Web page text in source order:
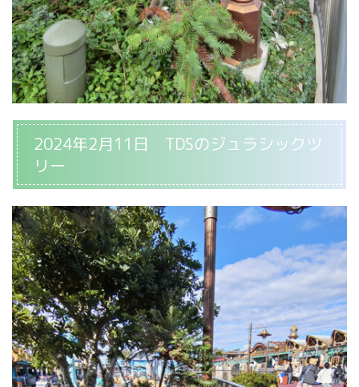
2024年2月11日 TDSのジュラシックツ
リー